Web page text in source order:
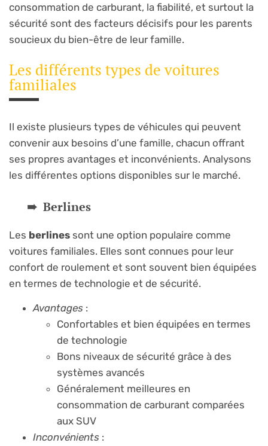
consommation de carburant, la fiabilité, et surtout la
sécurité sont des facteurs décisifs pour les parents
soucieux du bien-être de leur famille.
Les différents types de voitures
familiales
Il existe plusieurs types de véhicules qui peuvent
convenir aux besoins d’une famille, chacun offrant
ses propres avantages et inconvénients. Analysons
les différentes options disponibles sur le marché.
Berlines
Les berlines sont une option populaire comme
voitures familiales. Elles sont connues pour leur
confort de roulement et sont souvent bien équipées
en termes de technologie et de sécurité.
Avantages :
Confortables et bien équipées en termes
de technologie
Bons niveaux de sécurité grâce à des
systèmes avancés
Généralement meilleures en
consommation de carburant comparées
aux SUV
Inconvénients :